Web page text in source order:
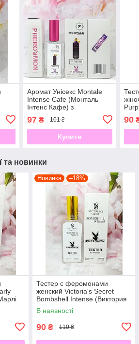
Аромат Унісекс Montale
Intense Cafe (Монталь
Інтенс Кафе) з
97₴ 101 ₴
Купити
90
та новинки
Новинка –18%
Тестер с феромонами
женский Victoria's Secret
Bombshell Intense (Виктория
Сикрет Бомбшелл Интенс) 65
мл
В наявності
90 ₴ 110 ₴